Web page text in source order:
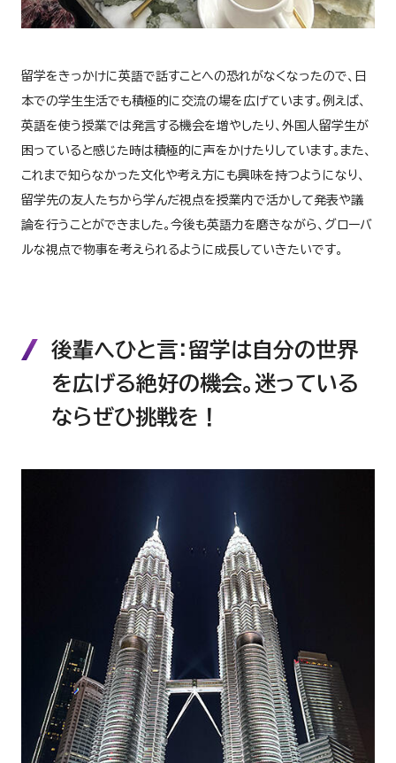
留学をきっかけに英語で話すことへの恐れがなくなったので、日
本での学生生活でも積極的に交流の場を広げています。例えば、
英語を使う授業では発言する機会を増やしたり、外国人留学生が
困っていると感じた時は積極的に声をかけたりしています。また、
これまで知らなかった文化や考え方にも興味を持つようになり、
留学先の友人たちから学んだ視点を授業内で活かして発表や議
論を行うことができました。今後も英語力を磨きながら、グローバ
ルな視点で物事を考えられるように成長していきたいです。
後輩へひと言：留学は自分の世界
を広げる絶好の機会。迷っている
ならぜひ挑戦を！